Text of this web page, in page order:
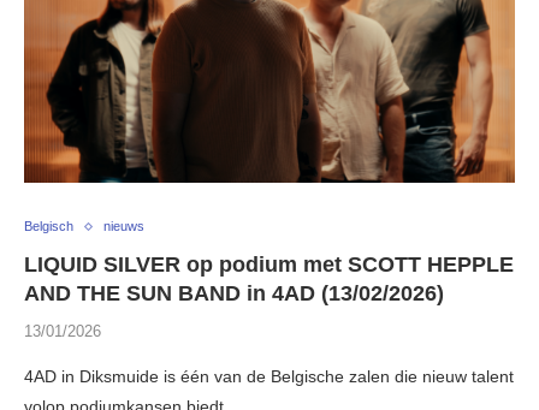
Belgisch nieuws
LIQUID SILVER op podium met SCOTT HEPPLE
AND THE SUN BAND in 4AD (13/02/2026)
13/01/2026
4AD in Diksmuide is één van de Belgische zalen die nieuw talent